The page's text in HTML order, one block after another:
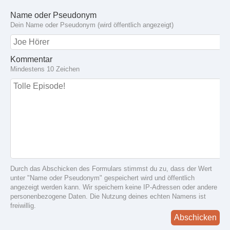
Name oder Pseudonym
Dein Name oder Pseudonym (wird öffentlich angezeigt)
Kommentar
Mindestens 10 Zeichen
Durch das Abschicken des Formulars stimmst du zu, dass der Wert
unter "Name oder Pseudonym" gespeichert wird und öffentlich
angezeigt werden kann. Wir speichern keine IP-Adressen oder andere
personenbezogene Daten. Die Nutzung deines echten Namens ist
freiwillig.
Abschicken